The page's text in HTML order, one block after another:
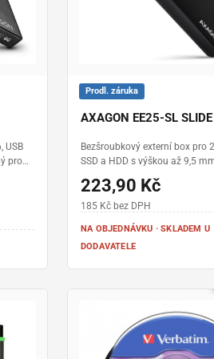
USB
pro
Prodl. záruka
AXAGON EE25-SL
Bezšroubkový externí box pro
SSD a HDD s výškou až 9,5
funkce TRIM a čtení S.M.A.R.T.
automatické uspání disku po
223,90 Kč
185 Kč bez DPH
NA OBJEDNÁVKU · SKLADEM U
DODAVATELE